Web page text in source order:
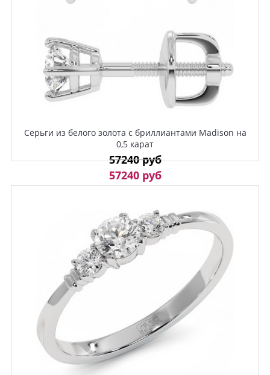
Серьги из белого золота с бриллиантами Madison на
0,5 карат
57240 руб
57240 руб